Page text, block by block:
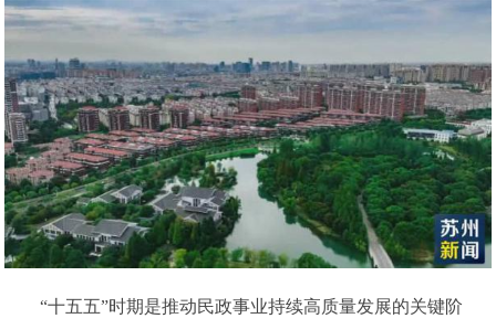
“十五五”时期是推动民政事业持续高质量发展的关键阶